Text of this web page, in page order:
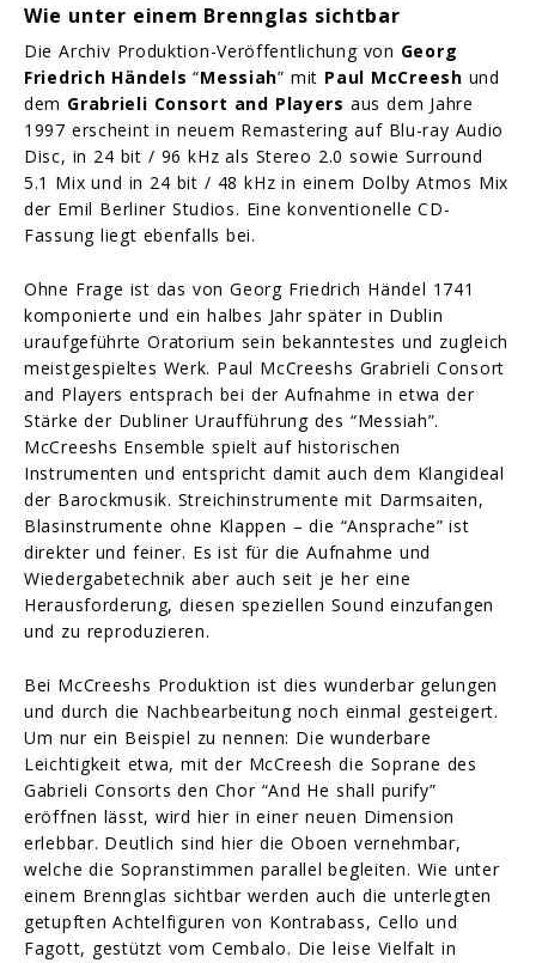
Wie unter einem Brennglas sichtbar
Die Archiv Produktion-Veröffentlichung von Georg
Friedrich Händels“Messiah” mit Paul McCreesh und
dem Grabrieli Consort and Players aus dem Jahre
1997 erscheint in neuem Remastering auf Blu-ray Audio
Disc, in 24 bit / 96 kHz als Stereo 2.0 sowie Surround
5.1 Mix und in 24 bit / 48 kHz in einem Dolby Atmos Mix
der Emil Berliner Studios. Eine konventionelle CD-
Fassung liegt ebenfalls bei.
Ohne Frage ist das von Georg Friedrich Händel 1741
komponierte und ein halbes Jahr später in Dublin
uraufgeführte Oratorium sein bekanntestes und zugleich
meistgespieltes Werk. Paul McCreeshs Grabrieli Consort
and Players entsprach bei der Aufnahme in etwa der
Stärke der Dubliner Uraufführung des “Messiah”.
McCreeshs Ensemble spielt auf historischen
Instrumenten und entspricht damit auch dem Klangideal
der Barockmusik. Streichinstrumente mit Darmsaiten,
Blasinstrumente ohne Klappen – die “Ansprache” ist
direkter und feiner. Es ist für die Aufnahme und
Wiedergabetechnik aber auch seit je her eine
Herausforderung, diesen speziellen Sound einzufangen
und zu reproduzieren.
Bei McCreeshs Produktion ist dies wunderbar gelungen
und durch die Nachbearbeitung noch einmal gesteigert.
Um nur ein Beispiel zu nennen: Die wunderbare
Leichtigkeit etwa, mit der McCreesh die Soprane des
Gabrieli Consorts den Chor “And He shall purify”
eröffnen lässt, wird hier in einer neuen Dimension
erlebbar. Deutlich sind hier die Oboen vernehmbar,
welche die Sopranstimmen parallel begleiten. Wie unter
einem Brennglas sichtbar werden auch die unterlegten
getupften Achtelfiguren von Kontrabass, Cello und
Fagott, gestützt vom Cembalo. Die leise Vielfalt in